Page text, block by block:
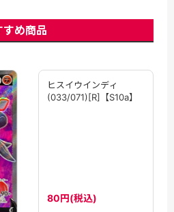
め商品
ヒスイウインディ
(033/071)[R]【S10a】
80円(税込)